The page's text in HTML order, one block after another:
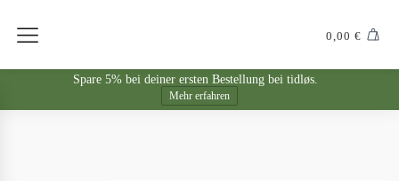
0,00 €
Spare 5% bei deiner ersten Bestellung bei tidløs.
Mehr erfahren